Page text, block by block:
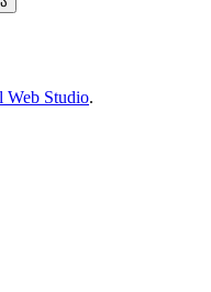
Web Studio.